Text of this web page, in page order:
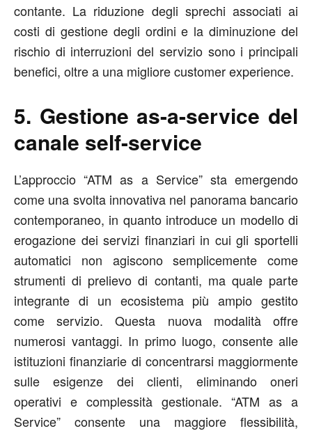
contante. La riduzione degli sprechi associati ai
costi di gestione degli ordini e la diminuzione del
rischio di interruzioni del servizio sono i principali
benefici, oltre a una migliore customer experience.
5. Gestione as-a-service del
canale self-service
L’approccio “ATM as a Service” sta emergendo
come una svolta innovativa nel panorama bancario
contemporaneo, in quanto introduce un modello di
erogazione dei servizi finanziari in cui gli sportelli
automatici non agiscono semplicemente come
strumenti di prelievo di contanti, ma quale parte
integrante di un ecosistema più ampio gestito
come servizio. Questa nuova modalità offre
numerosi vantaggi. In primo luogo, consente alle
istituzioni finanziarie di concentrarsi maggiormente
sulle esigenze dei clienti, eliminando oneri
operativi e complessità gestionale. “ATM as a
Service” consente una maggiore flessibilità,